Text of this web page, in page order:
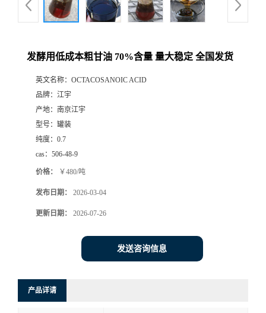
发酵用低成本粗甘油 70%含量 量大稳定 全国发货
英文名称： OCTACOSANOIC ACID
品牌： 江宇
产地： 南京江宇
型号： 罐装
纯度： 0.7
cas： 506-48-9
价格： ￥480/吨
发布日期： 2026-03-04
更新日期： 2026-07-26
发送咨询信息
产品详请